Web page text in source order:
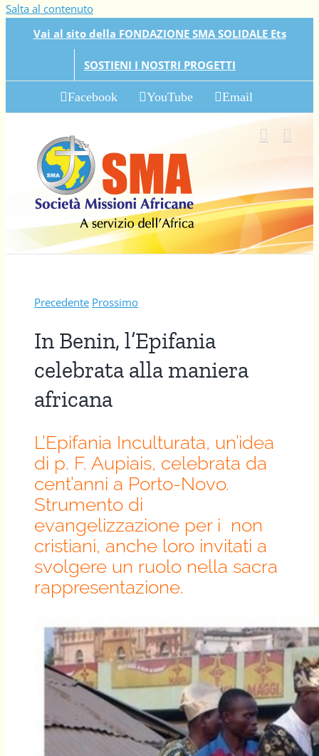
Salta al contenuto
Vai al sito della FONDAZIONE SMA SOLIDALE Ets
SOSTIENI I NOSTRI PROGETTI
Facebook YouTube Email
Precedente Prossimo
In Benin, l’Epifania
celebrata alla maniera
africana
L’Epifania Inculturata, un’idea
di p. F. Aupiais, celebrata da
cent’anni a Porto-Novo.
Strumento di
evangelizzazione per i non
cristiani, anche loro invitati a
svolgere un ruolo nella sacra
rappresentazione.